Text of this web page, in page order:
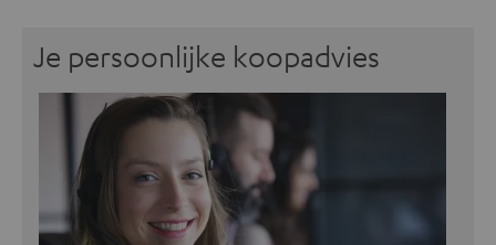
Je persoonlijke koopadvies